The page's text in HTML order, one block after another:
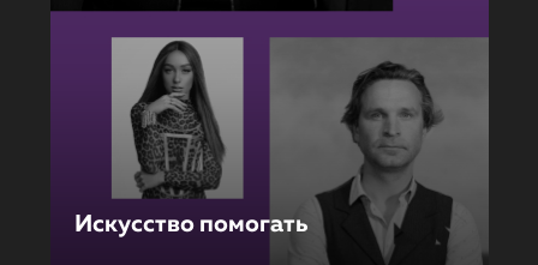
Искусство помогать